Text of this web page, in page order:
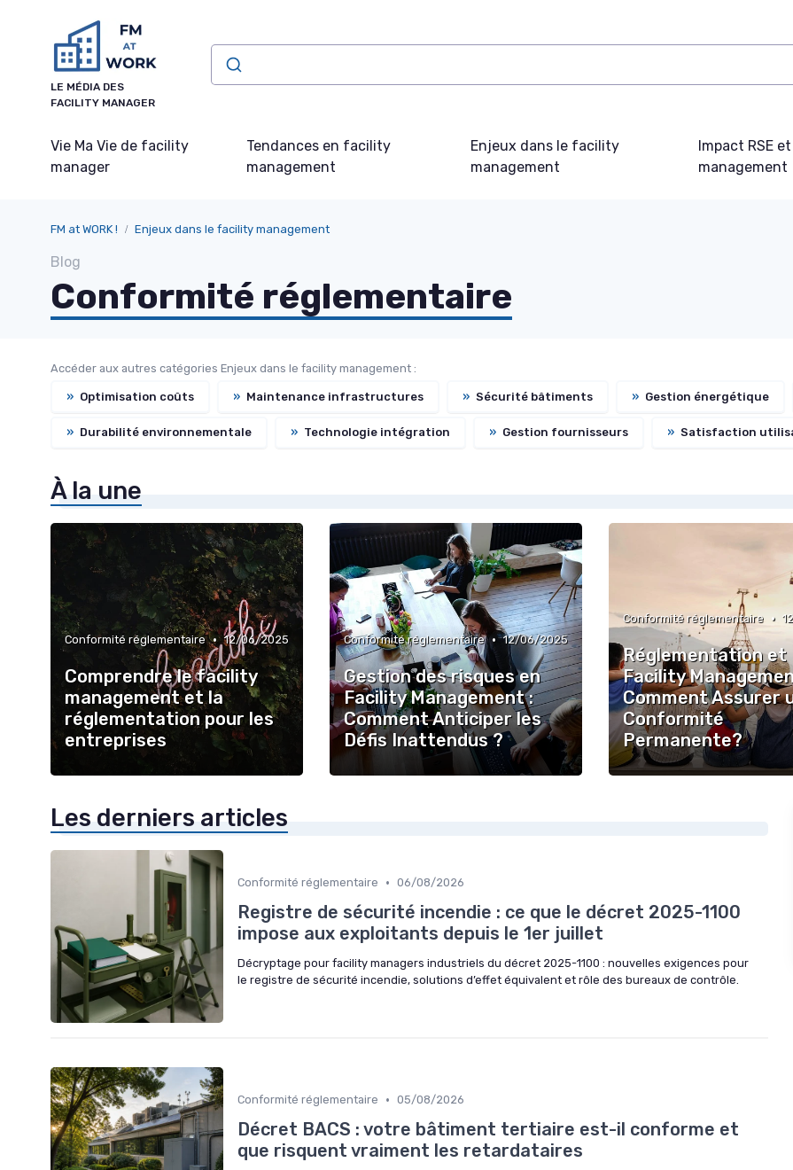
LE MÉDIA DES
FACILITY MANAGER
Vie Ma Vie de facility
manager
Tendances en facility
management
Enjeux dans le facility
management
Impact RSE
management
FM at WORK ! Enjeux dans le facility management
Blog
Conformité réglementaire
Accéder aux autres catégories Enjeux dans le facility management :
» Optimisation coûts » Maintenance infrastructures » Sécurité bâtiments » Gestion énergétique
» Durabilité environnementale » Technologie intégration » Gestion fournisseurs » Satisfaction
À la une
Conformité réglementaire • 12/06/2025
Comprendre le facility
management et la
réglementation pour les
entreprises
Conformité réglementaire • 12/06/2025
Gestion des risques en
Facility Management :
Comment Anticiper les
Défis Inattendus ?
Conformité réglementaire •
Réglementation et
Facility
Comment Assurer
Conformité
Permanente?
Les derniers articles
Conformité réglementaire • 06/08/2026
Registre de sécurité incendie : ce que le décret 2025-1100
impose aux exploitants depuis le 1er juillet
Décryptage pour facility managers industriels du décret 2025-1100 : nouvelles exigences pour
le registre de sécurité incendie, solutions d’effet équivalent et rôle des bureaux de contrôle.
Conformité réglementaire • 05/08/2026
Décret BACS : votre bâtiment tertiaire est-il conforme et
que risquent vraiment les retardataires